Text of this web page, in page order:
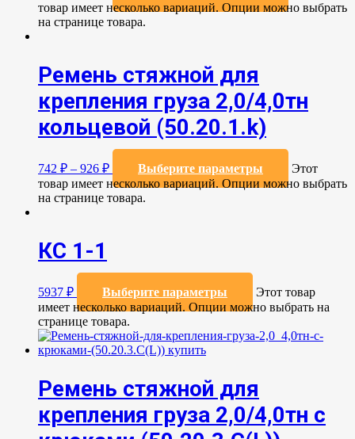
товар имеет несколько вариаций. Опции можно выбрать
на странице товара.
Ремень стяжной для
крепления груза 2,0/4,0тн
кольцевой (50.20.1.k)
742 ₽ – 926 ₽ Выберите параметры
Этот
товар имеет несколько вариаций. Опции можно выбрать
на странице товара.
КС 1-1
5937 ₽ Выберите параметры
Этот товар
имеет несколько вариаций. Опции можно выбрать на
странице товара.
Ремень стяжной для
крепления груза 2,0/4,0тн с